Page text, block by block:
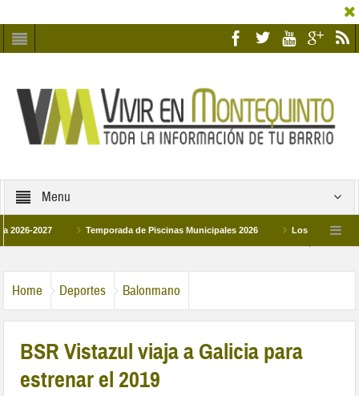
Menu
Temporada de Piscinas Municipales 2026 Los Campus de
Home Deportes Balonmano
BSR Vistazul viaja a Galicia para
estrenar el 2019